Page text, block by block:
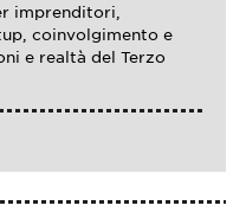
imprenditori,
coinvolgimento e
e realtà del Terzo